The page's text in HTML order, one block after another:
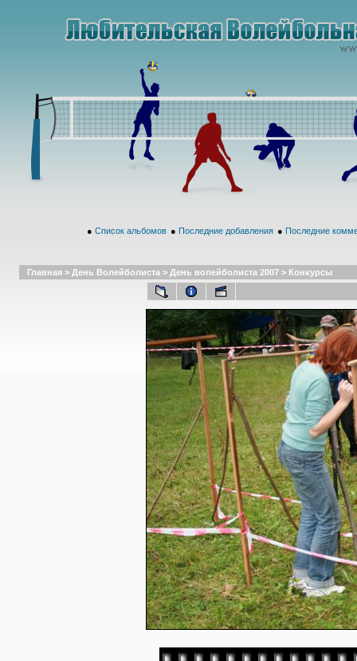
● Список альбомов ● Последние добавления ● Последние
Главная > День Волейболиста > День волейболиста 2007 > Конкурсы